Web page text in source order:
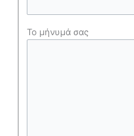
Το μήνυμά σας